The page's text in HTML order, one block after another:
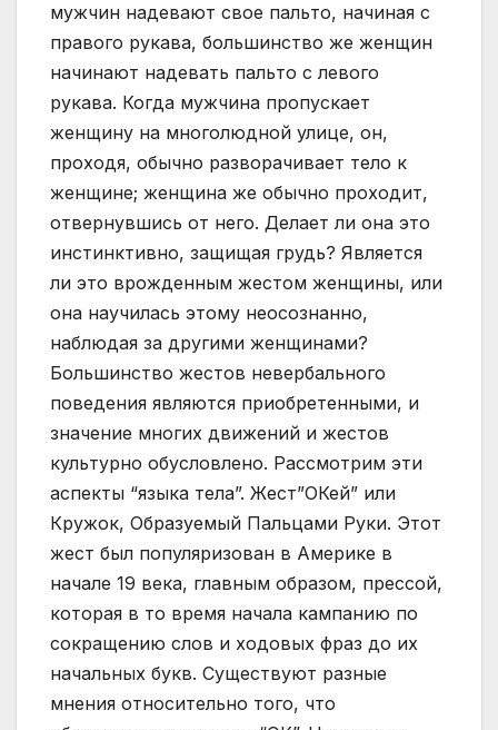
мужчин надевают свое пальто, начиная с
правого рукава, большинство же женщин
начинают надевать пальто с левого
рукава. Когда мужчина пропускает
женщину на многолюдной улице, он,
проходя, обычно разворачивает тело к
женщине; женщина же обычно проходит,
отвернувшись от него. Делает ли она это
инстинктивно, защищая грудь? Является
ли это врожденным жестом женщины, или
она научилась этому неосознанно,
наблюдая за другими женщинами?
Большинство жестов невербального
поведения являются приобретенными, и
значение многих движений и жестов
культурно обусловлено. Рассмотрим эти
аспекты “языка тела”. Жест”ОКей” или
Кружок, Образуемый Пальцами Руки. Этот
жест был популяризован в Америке в
начале 19 века, главным образом, прессой,
которая в то время начала кампанию по
сокращению слов и ходовых фраз до их
начальных букв. Существуют разные
мнения относительно того, что